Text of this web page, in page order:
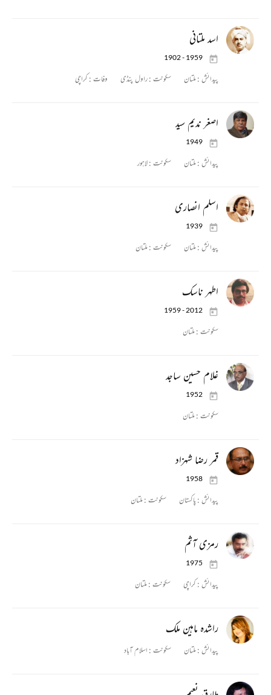
اسد ملتانی
1902 - 1959
پیدائش :ملتان سکونت :راول پنڈی وفات :کراچی
اصغر ندیم سید
1949
پیدائش :ملتان سکونت :لاہور
اسلم انصاری
1939
پیدائش :ملتان سکونت :ملتان
اطہر ناسک
1959 - 2012
سکونت :ملتان
غلام حسین ساجد
1952
سکونت :ملتان
قمر رضا شہزاد
1958
پیدائش : پاکستان سکونت :ملتان
رمزی آثم
1975
پیدائش :کراچی سکونت :ملتان
راشدہ ماہین ملک
پیدائش :ملتان سکونت : اسلام آباد